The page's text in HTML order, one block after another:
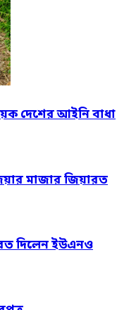
দেশের আইনি বাধা
মাজার জিয়ারত
দিলেন ইউএনও